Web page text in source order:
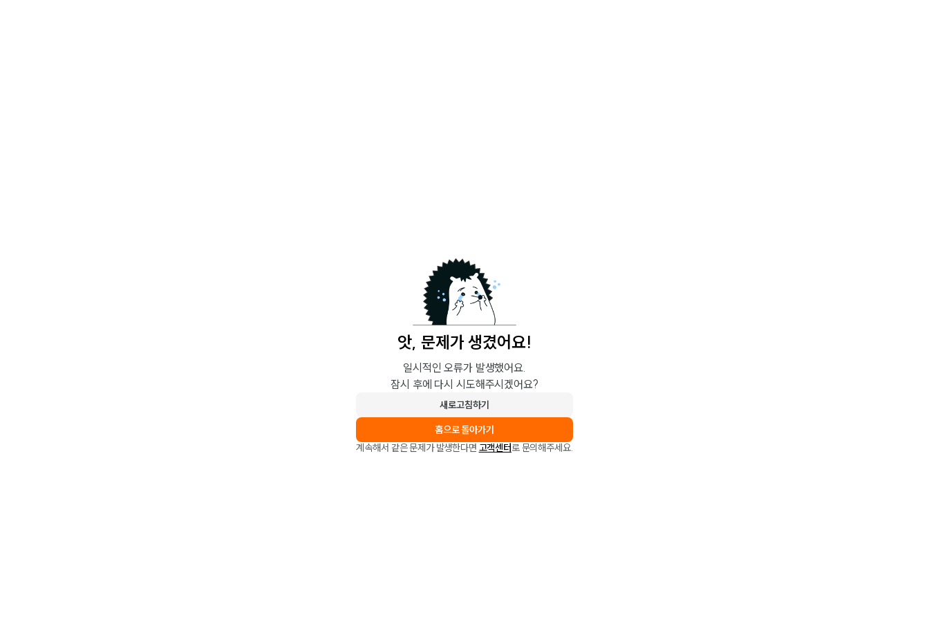
앗, 문제가 생겼어요!
일시적인 오류가 발생했어요.
잠시 후에 다시 시도해주시겠어요?
새로고침하기
홈으로 돌아가기
계속해서 같은 문제가 발생한다면 고객센터로 문의해주세요.